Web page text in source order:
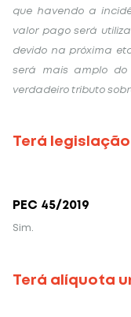
que havendo a
valor pago será
devido na próxima
será mais amplo do
verdadeiro tributo
Terá
PEC 45/2019
Sim.
Terá alíquota